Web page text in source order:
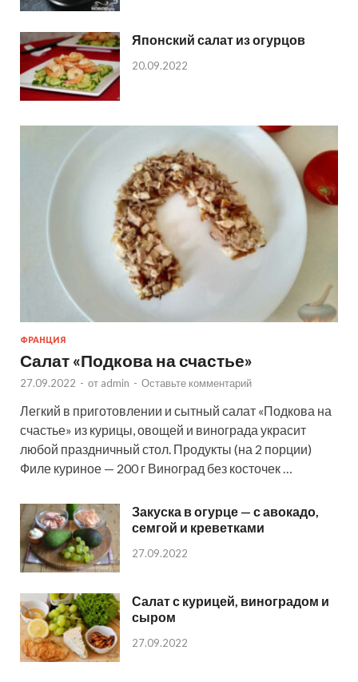
Японский салат из огурцов
20.09.2022
ФРАНЦИЯ
Салат «Подкова на счастье»
27.09.2022 - от admin - Оставьте комментарий
Легкий в приготовлении и сытный салат «Подкова на
счастье» из курицы, овощей и винограда украсит
любой праздничный стол. Продукты (на 2 порции)
Филе куриное — 200 г Виноград без косточек …
Закуска в огурце — с авокадо,
семгой и креветками
27.09.2022
Салат с курицей, виноградом и
сыром
27.09.2022